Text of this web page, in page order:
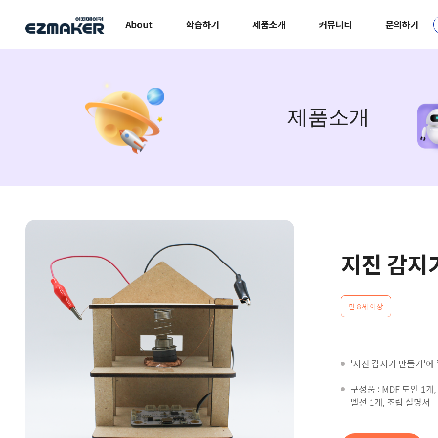
About 학습하기 제품소개 커뮤니티 문의하기
제품소개
지진 감지
만 8세 이상
'지진 감지기 만들기'에
구성품 : MDF 도안 1
멜선 1개, 조립 설명서